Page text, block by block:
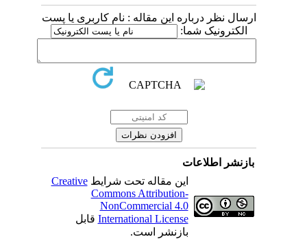
ارسال نظر درباره این مقاله : نام کاربری یا پست
الکترونیک شما:
بازنشر اطلاعات
این مقاله تحت شرایطCreative
Commons Attribution-
NonCommercial 4.0
International Licenseقابل
بازنشر است.